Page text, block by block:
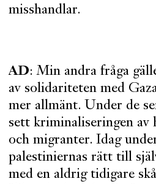
misshandlar.
AD: Min andra fråga
av solidariteten med
mer allmänt. Under de
sett kriminaliseringen
och migranter. Idag
palestiniernas rätt till
med en aldrig tidigare